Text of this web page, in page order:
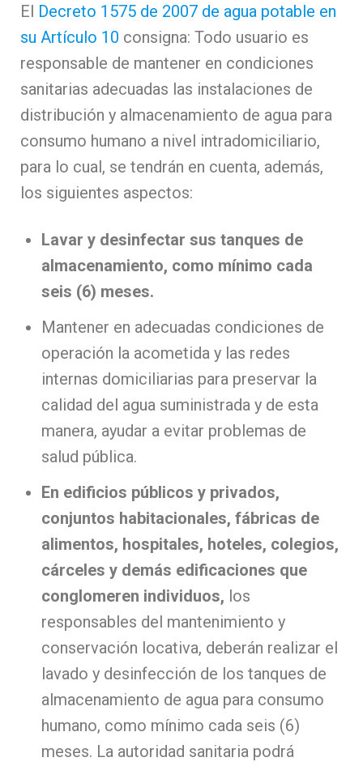
El Decreto 1575 de 2007 de agua potable en
su Artículo 10 consigna: Todo usuario es
responsable de mantener en condiciones
sanitarias adecuadas las instalaciones de
distribución y almacenamiento de agua para
consumo humano a nivel intradomiciliario,
para lo cual, se tendrán en cuenta, además,
los siguientes aspectos:
Lavar y desinfectar sus tanques de
almacenamiento, como mínimo cada
seis (6) meses.
Mantener en adecuadas condiciones de
operación la acometida y las redes
internas domiciliarias para preservar la
calidad del agua suministrada y de esta
manera, ayudar a evitar problemas de
salud pública.
En edificios públicos y privados,
conjuntos habitacionales, fábricas de
alimentos, hospitales, hoteles, colegios,
cárceles y demás edificaciones que
conglomeren individuos, los
responsables del mantenimiento y
conservación locativa, deberán realizar el
lavado y desinfección de los tanques de
almacenamiento de agua para consumo
humano, como mínimo cada seis (6)
meses. La autoridad sanitaria podrá